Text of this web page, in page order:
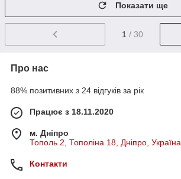
Показати ще
1 / 30
Про нас
88% позитивних з 24 відгуків за рік
Працює з 18.11.2020
м. Дніпро
Тополь 2, Тополіна 18, Дніпро, Україна
Контакти